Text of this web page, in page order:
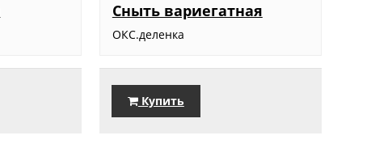
Сныть вариегатная
ОКС.деленка
Купить